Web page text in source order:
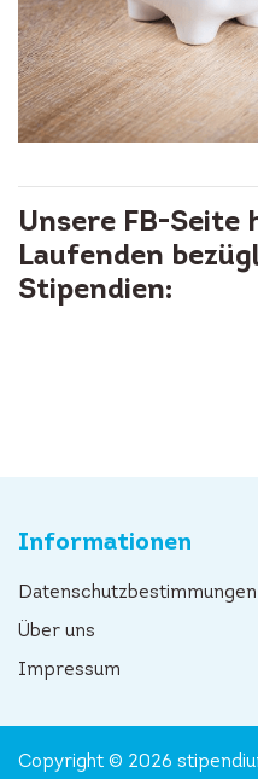
Unsere FB-Seite
Laufenden
Stipendien:
Informationen
Datenschutzbestimmungen
Über uns
Impressum
Copyright © 2026